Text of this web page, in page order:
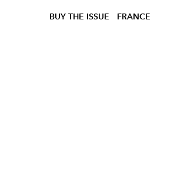
BUY THE ISSUE FRANCE